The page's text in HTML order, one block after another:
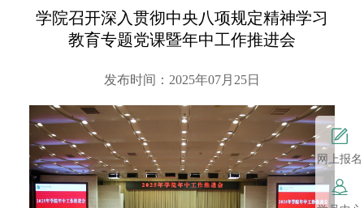
网上报名
学院召开深入贯彻中央八项规定精神学习
教育专题党课暨年中工作推进会
发布时间：2025年07月25日